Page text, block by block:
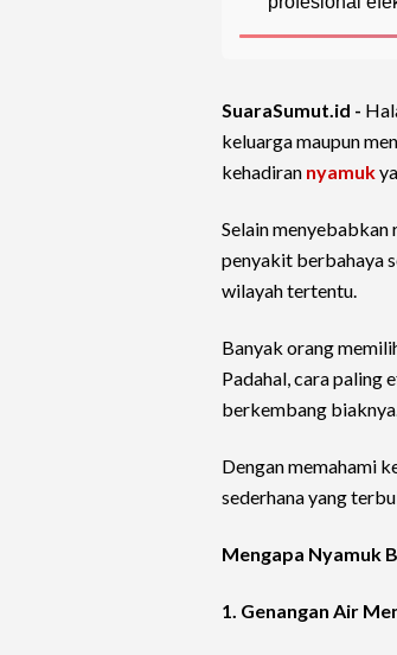
SuaraSumut.id -
keluarga maupun
kehadiran nyamuk
Selain
penyakit berbahaya
wilayah tertentu.
Banyak orang
Padahal, cara paling
berkembang
Dengan memahami
sederhana yang
Mengapa Nyamuk
1. Genangan Air